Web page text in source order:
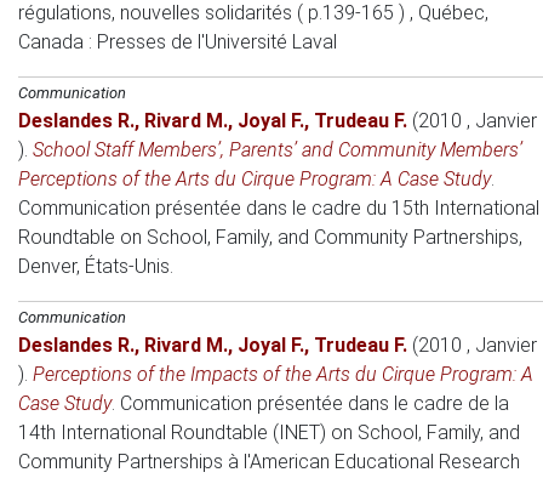
régulations, nouvelles solidarités ( p.139-165 ) , Québec,
Canada : Presses de l'Université Laval
Communication
Deslandes R., Rivard M., Joyal F., Trudeau F. (2010 , Janvier
). School Staff Members’, Parents’ and Community Members’
Perceptions of the Arts du Cirque Program: A Case Study.
Communication présentée dans le cadre du 15th International
Roundtable on School, Family, and Community Partnerships,
Denver, États-Unis.
Communication
Deslandes R., Rivard M., Joyal F., Trudeau F. (2010 , Janvier
). Perceptions of the Impacts of the Arts du Cirque Program: A
Case Study. Communication présentée dans le cadre de la
14th International Roundtable (INET) on School, Family, and
Community Partnerships à l'American Educational Research